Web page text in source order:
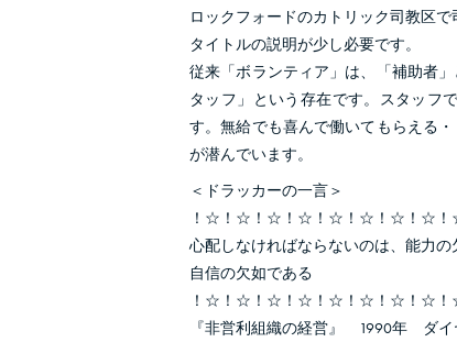
ロックフォードのカトリック司教区
タイトルの説明が少し必要です。
従来「ボランティア」は、「補助者
タッフ」という存在です。スタッフ
す。無給でも喜んで働いてもらえる
が潜んでいます。
＜ドラッカーの一言＞
！☆！☆！☆！☆！☆！☆！☆！☆！
心配しなければならないのは、能力の
自信の欠如である
！☆！☆！☆！☆！☆！☆！☆！☆！
『非営利組織の経営』 1990年 ダイ